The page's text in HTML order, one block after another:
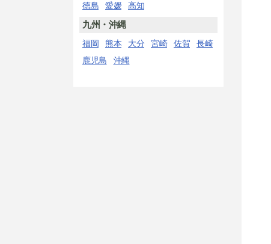
徳島
愛媛 高知
九州・沖縄
福岡 熊本 大分 宮崎 佐賀
長崎
鹿児島
沖縄